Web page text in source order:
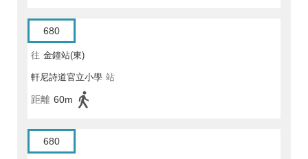
680
往 金鐘站(東)
軒尼詩道官立小學 站
距離 60m
680